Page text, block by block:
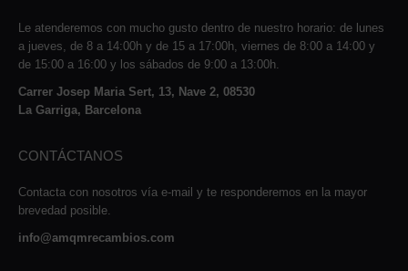
Le atenderemos con mucho gusto dentro de nuestro horario: de lunes
a jueves, de 8 a 14:00h y de 15 a 17:00h, viernes de 8:00 a 14:00 y
de 15:00 a 16:00 y los sábados de 9:00 a 13:00h.
Carrer Josep Maria Sert, 13, Nave 2, 08530
La Garriga, Barcelona
CONTÁCTANOS
Contacta con nosotros vía e-mail y te responderemos en la mayor
brevedad posible.
info@amqmrecambios.com